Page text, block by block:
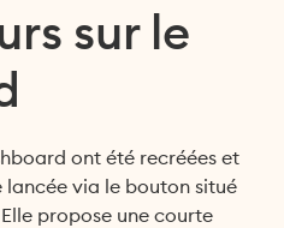
sur le
ont été recréées et
lancée via le bouton situé
propose une courte